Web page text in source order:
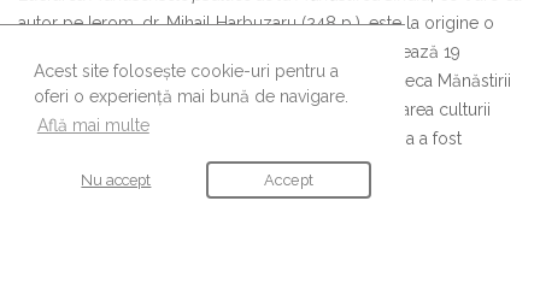
Acest site folosește cookie-uri pentru a
oferi o experiență mai bună de navigare.
Află mai multe
Nu accept Accept
autor pe Ierom. dr. Mihail Harbuzaru (248 p.). este la origine o
teză de doctorat în Teologie. Ea prezintă şi analizează 19
manuscrise inedite descoperite de autor în biblioteca Mănăstirii
Sinaia, „o comoară muzicală inestimabilă”. Cercetarea culturii
muzicale de tradiţie bizantină din mănăstirea Sinaia a fost
întreprinsă cu multă pasiune şi perseverenţă.